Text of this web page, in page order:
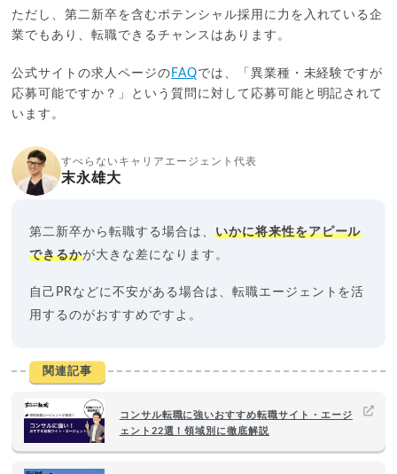
ただし、第二新卒を含むポテンシャル採用に力を入れている企
業でもあり、転職できるチャンスはあります。
公式サイトの求人ページの FAQでは、「異業種・未経験ですが
応募可能ですか？」という質問に対して応募可能と明記されて
います。
すべらないキャリアエージェント代表
末永雄大
第二新卒から転職する場合は、 いかに将来性をアピール
できるかが大きな差になります。
自己PRなどに不安がある場合は、転職エージェントを活
用するのがおすすめですよ。
関連記事
コンサル転職に強いおすすめ転職サイト・エージ
ェント22選！領域別に徹底解説